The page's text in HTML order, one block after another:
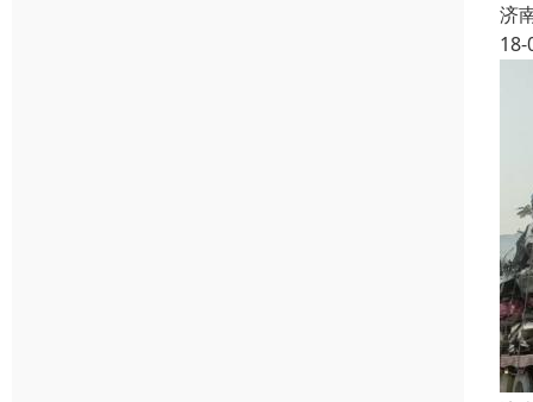
济
18-